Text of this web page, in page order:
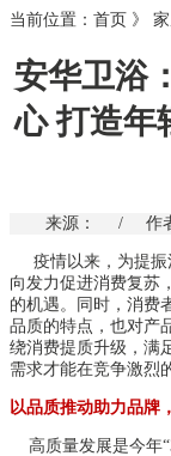
当前位置： 首页 》
安华卫浴
心 打造年
来源： / 作
疫情以来，为提振
向发力促进消费复苏
的机遇。同时，消费
品质的特点，也对产
绕消费提质升级，满
需求才能在竞争激烈
以品质推动助力品牌
高质量发展是今年